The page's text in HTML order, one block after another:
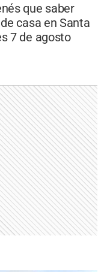
que saber
casa en Santa
7 de agosto